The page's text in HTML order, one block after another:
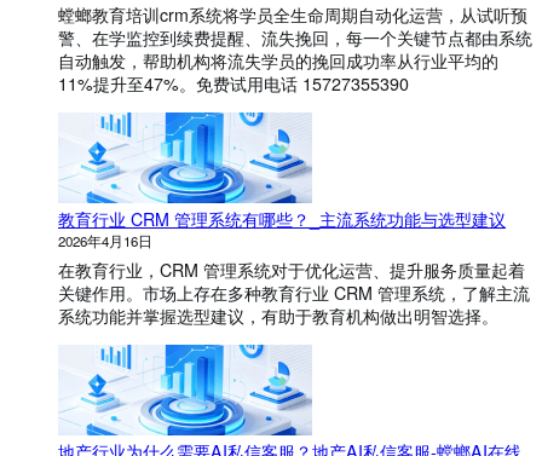
螳螂教育培训crm系统将学员全生命周期自动化运营，从试听预
警、在学监控到续费提醒、流失挽回，每一个关键节点都由系统
自动触发，帮助机构将流失学员的挽回成功率从行业平均的
11%提升至47%。免费试用电话 15727355390
教育行业 CRM 管理系统有哪些？_主流系统功能与选型建议
2026年4月16日
在教育行业，CRM 管理系统对于优化运营、提升服务质量起着
关键作用。市场上存在多种教育行业 CRM 管理系统，了解主流
系统功能并掌握选型建议，有助于教育机构做出明智选择。